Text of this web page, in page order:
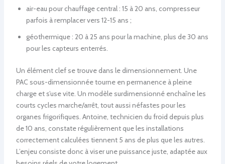
air-eau pour chauffage central : 15 à 20 ans, compresseur
parfois à remplacer vers 12-15 ans ;
géothermique : 20 à 25 ans pour la machine, plus de 30 ans
pour les capteurs enterrés.
Un élément clef se trouve dans le dimensionnement. Une
PAC sous-dimensionnée tourne en permanence à pleine
charge et s’use vite. Un modèle surdimensionné enchaîne les
courts cycles marche/arrêt, tout aussi néfastes pour les
organes frigorifiques. Antoine, technicien du froid depuis plus
de 10 ans, constate régulièrement que les installations
correctement calculées tiennent 5 ans de plus que les autres.
L’enjeu consiste donc à viser une puissance juste, adaptée aux